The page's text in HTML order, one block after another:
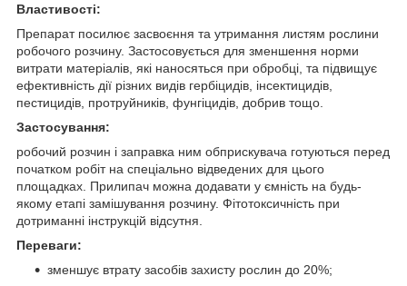
Властивості:
Препарат посилює засвоєння та утримання листям рослини
робочого розчину. Застосовується для зменшення норми
витрати матеріалів, які наносяться при обробці, та підвищує
ефективність дії різних видів гербіцидів, інсектицидів,
пестицидів, протруйників, фунгіцидів, добрив тощо.
Застосування:
робочий розчин і заправка ним обприскувача готуються перед
початком робіт на спеціально відведених для цього
площадках. Прилипач можна додавати у ємність на будь-
якому етапі замішування розчину. Фітотоксичність при
дотриманні інструкцій відсутня.
Переваги:
зменшує втрату засобів захисту рослин до 20%;